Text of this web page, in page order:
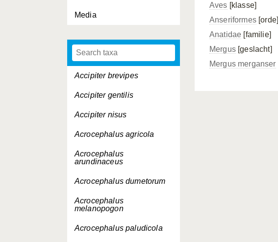
Media
Accipiter brevipes
Accipiter gentilis
Accipiter nisus
Acrocephalus agricola
Acrocephalus
arundinaceus
Acrocephalus dumetorum
Acrocephalus
melanopogon
Acrocephalus paludicola
Aves [klasse]
Anseriformes[orde]
Anatidae [familie]
Mergus[geslacht]
Mergus merganser